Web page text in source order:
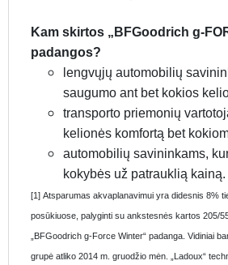
Kam skirtos „BFGoodrich g-
padangos?
lengvųjų automobilių
saugumo ant bet kokios
transporto priemonių
kelionės komfortą bet
automobilių savininkams,
kokybės už patrauklią kainą.
[1] Atsparumas akvaplanavimui yra didesnis 8%
posūkiuose, palyginti su ankstesnės kartos 205/
„BFGoodrich g-Force Winter“ padanga. Vidiniai
grupė atliko 2014 m. gruodžio mėn. „Ladoux“